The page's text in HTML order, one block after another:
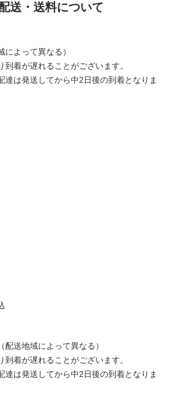
送・送料について
よって異なる）
到着が遅れることがございます。
達は発送してから中2日後の到着となりま
送地域によって異なる）
到着が遅れることがございます。
達は発送してから中2日後の到着となりま